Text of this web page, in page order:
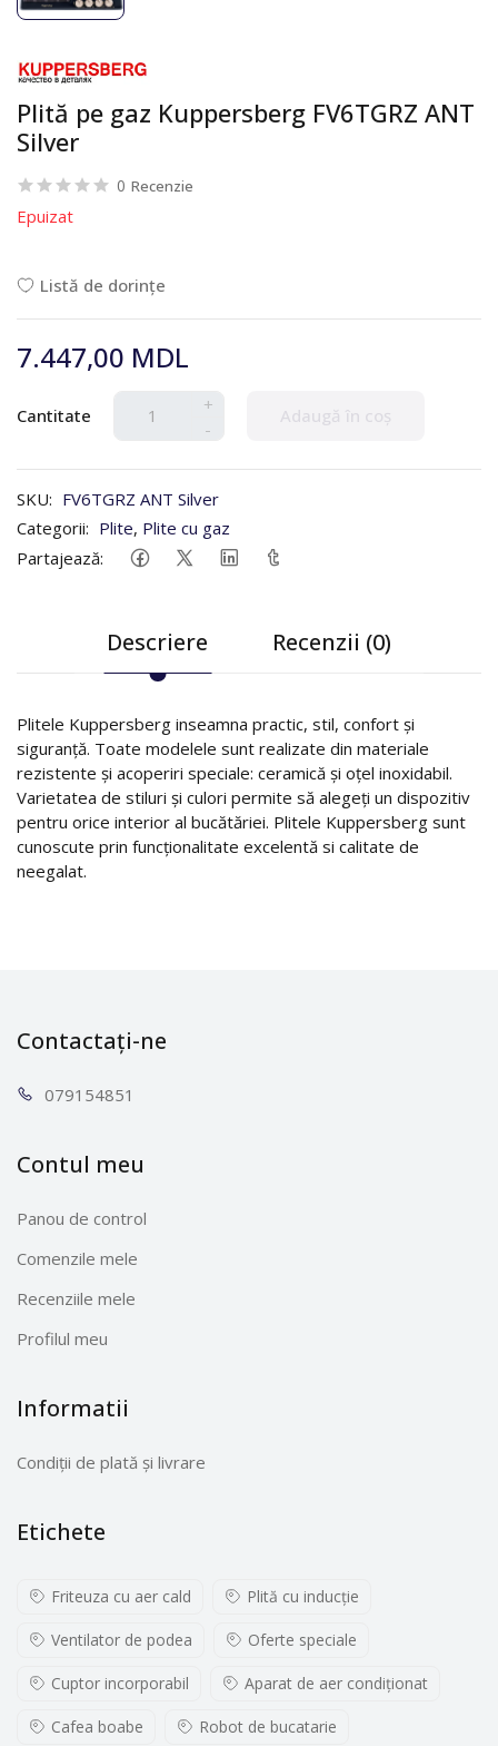
Plită pe gaz Kuppersberg FV6TGRZ ANT
Silver
0 Recenzie
Epuizat
Listă de dorințe
7.447,00 MDL
Cantitate
+
-
Adaugă în coș
SKU: FV6TGRZ ANT Silver
Categorii: Plite, Plite cu gaz
Partajează:
Descriere Recenzii (0)
Plitele Kuppersberg inseamna practic, stil, confort și
siguranță. Toate modelele sunt realizate din materiale
rezistente și acoperiri speciale: ceramică și oțel inoxidabil.
Varietatea de stiluri și culori permite să alegeți un dispozitiv
pentru orice interior al bucătăriei. Plitele Kuppersberg sunt
cunoscute prin funcționalitate excelentă si calitate de
neegalat.
Contactați-ne
0791 54851
Contul meu
Panou de control
Comenzile mele
Recenziile mele
Profilul meu
Informatii
Condiții de plată și livrare
Etichete
Friteuza cu aer cald Plită cu inducţie
Ventilator de podea Oferte speciale
Cuptor incorporabil Aparat de aer condiționat
Cafea boabe Robot de bucatarie